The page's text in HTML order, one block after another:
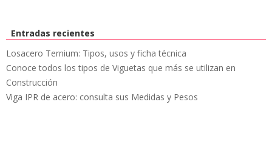
Entradas recientes
Losacero Ternium: Tipos, usos y ficha técnica
Conoce todos los tipos de Viguetas que más se utilizan en
Construcción
Viga IPR de acero: consulta sus Medidas y Pesos